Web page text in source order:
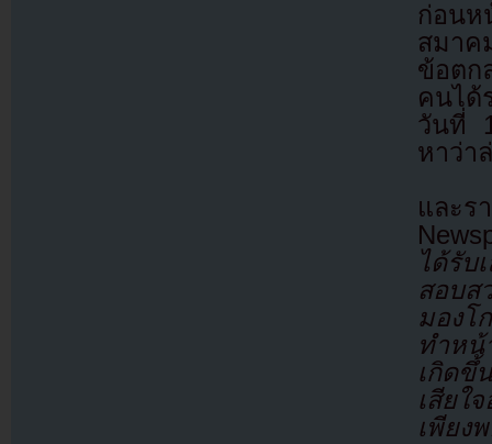
ก่อน
สมาค
ข้อตก
คนได้
วันที่
หาว่า
และร
ได้รับ
สอบส
มองโ
ทำหน้
เกิดขึ้
เสียใ
เพียง